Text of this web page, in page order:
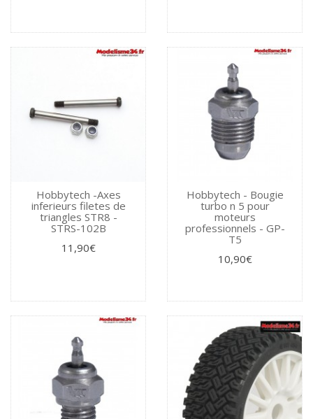
Hobbytech -Axes
inferieurs filetes de
triangles STR8 -
STRS-102B
11,90€
Hobbytech - Bougie
turbo n 5 pour
moteurs
professionnels - GP-
T5
10,90€